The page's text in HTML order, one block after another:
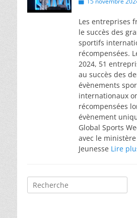
Les entreprises
le succès des
sportifs
récompensées.
2024, 51
au succès des
évènements
internationaux
récompensées
évènement
Global Sports
avec le
Jeunesse Lire
Rechercher :